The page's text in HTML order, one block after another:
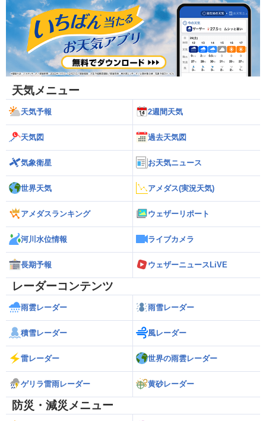
天気メニュー
天気予報 2週間天気
天気図 過去天気図
気象衛星 お天気ニュース
世界天気 アメダス(実況天気)
アメダスランキング ウェザーリポート
河川水位情報 ライブカメラ
長期予報 ウェザーニュースLiVE
レーダーコンテンツ
雨雲レーダー 雨雪レーダー
積雪レーダー 風レーダー
雷レーダー 世界の雨雲レーダー
ゲリラ雷雨レーダー 黄砂レーダー
防災・減災メニュー